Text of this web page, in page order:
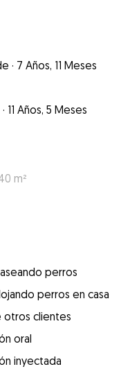
· 7 Años, 11 Meses
· 11 Años, 5 Meses
m²
perros
perros en casa
otros clientes
oral
inyectada